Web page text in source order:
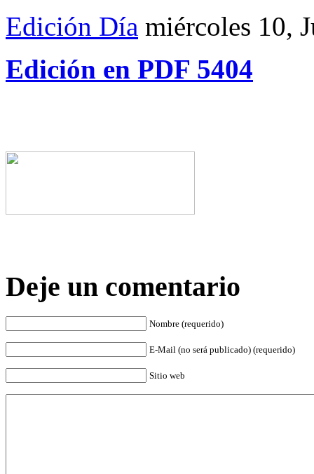
Edición Día miércoles 10,
Edición en PDF 5404
Deje un comentario
Nombre (requerido)
E-Mail (no será publicado) (requerido)
Sitio web